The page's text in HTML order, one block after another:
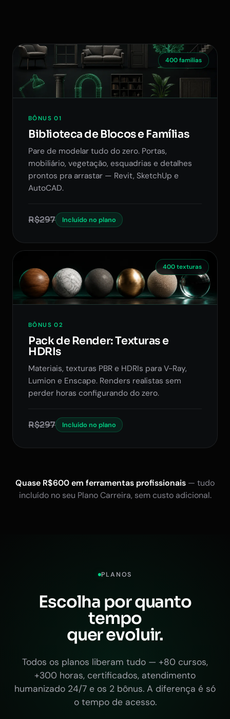
400 famílias
BÔNUS 01
Biblioteca de Blocos e Famílias
Pare de modelar tudo do zero. Portas,
mobiliário, vegetação, esquadrias e detalhes
prontos pra arrastar — Revit, SketchUp e
AutoCAD.
R$297 Incluído no plano
400 texturas
BÔNUS 02
Pack de Render: Texturas e
HDRIs
Materiais, texturas PBR e HDRIs para V-Ray,
Lumion e Enscape. Renders realistas sem
perder horas configurando do zero.
R$297 Incluído no plano
Quase R$600 em ferramentas profissionais — tudo
incluído no seu Plano Carreira, sem custo adicional.
PLANOS
Escolha por quanto
tempo
quer evoluir.
Todos os planos liberam tudo — +80 cursos,
+300 horas, certificados, atendimento
humanizado 24/7 e os 2 bônus. A diferença é só
o tempo de acesso.